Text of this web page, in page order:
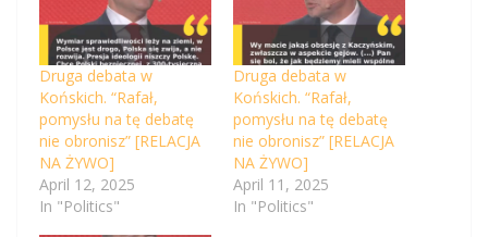
Druga debata w
Końskich. “Rafał,
pomysłu na tę debatę
nie obronisz” [RELACJA
NA ŻYWO]
April 12, 2025
In "Politics"
Druga debata w
Końskich. “Rafał,
pomysłu na tę debatę
nie obronisz” [RELACJA
NA ŻYWO]
April 11, 2025
In "Politics"